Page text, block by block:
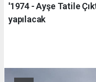
'1974 - Ayşe Tatile
yapılacak